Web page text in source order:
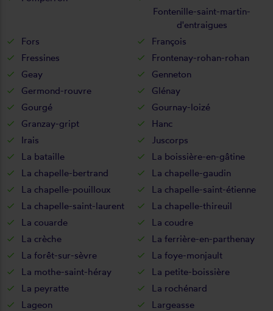
Fontenille-saint-martin-
d'entraigues
Fors
François
Fressines
Frontenay-rohan-rohan
Geay
Genneton
Germond-rouvre
Glénay
Gourgé
Gournay-loizé
Granzay-gript
Hanc
Irais
Juscorps
La bataille
La boissière-en-gâtine
La chapelle-bertrand
La chapelle-gaudin
La chapelle-pouilloux
La chapelle-saint-étienne
La chapelle-saint-laurent
La chapelle-thireuil
La couarde
La coudre
La crèche
La ferrière-en-parthenay
La forêt-sur-sèvre
La foye-monjault
La mothe-saint-héray
La petite-boissière
La peyratte
La rochénard
Lageon
Largeasse